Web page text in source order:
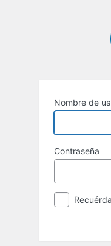
Nombre de
Contraseña